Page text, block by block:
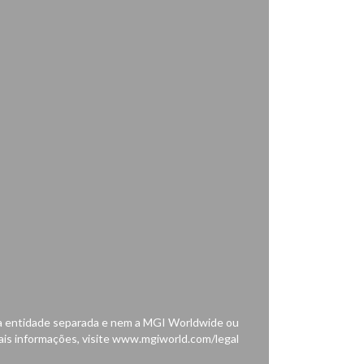
separada e nem a MGI Worldwide ou
informações, visite www.mgiworld.com/legal